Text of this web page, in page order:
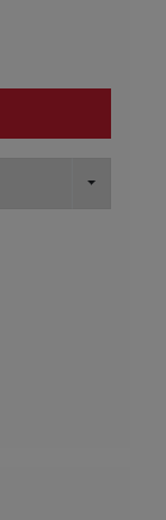
Toggle